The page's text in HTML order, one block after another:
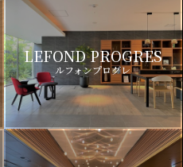
LEFOND PROGRES
ルフォンプログレ